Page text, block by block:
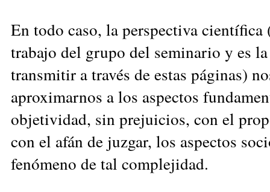
En todo caso, la perspectiva
trabajo del grupo del seminario y es la
transmitir a través de estas páginas)
aproximarnos a los aspectos
objetividad, sin prejuicios, con el
con el afán de juzgar, los aspectos
fenómeno de tal complejidad.